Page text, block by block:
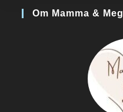
Om Mamma & Meg